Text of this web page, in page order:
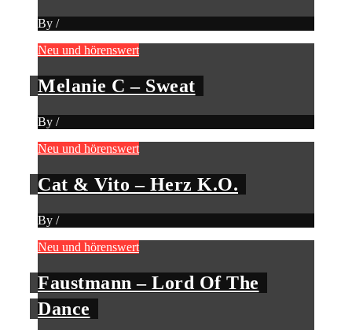
By /
Neu und hörenswert
Melanie C – Sweat
By /
Neu und hörenswert
Cat & Vito – Herz K.O.
By /
Neu und hörenswert
Faustmann – Lord Of The
Dance